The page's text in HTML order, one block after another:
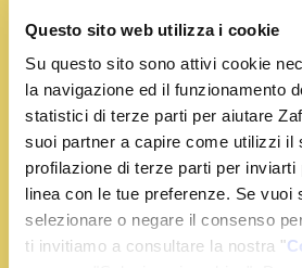
Questo sito web utilizza i cookie
Su questo sito sono attivi cookie
la navigazione ed il funzionamento
statistici di terze parti per aiutare
suoi partner a capire come utilizzi il
profilazione di terze parti per
linea con le tue preferenze. Se vuoi
selezionare o negare il consenso
ti invitiamo a consultare la nostra "
pepe e sale fino q.b.
150 g di passata di pomodoro
150 g di pomodori San Marzano
100 g di cipolla dorata
2 spicchi d’aglio
70 g di Grana Padano Dop
180 g di mozzarella fior di latte